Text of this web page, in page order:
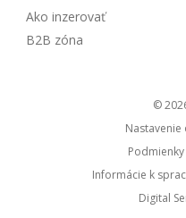
Ako inzerovať
B2B zóna
©
Informácie k
Digital